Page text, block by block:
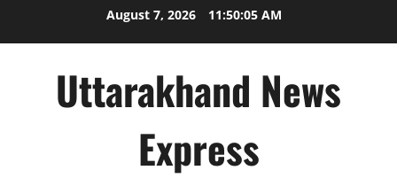
August 7, 2026 11:50:05 AM
Uttarakhand News
Express